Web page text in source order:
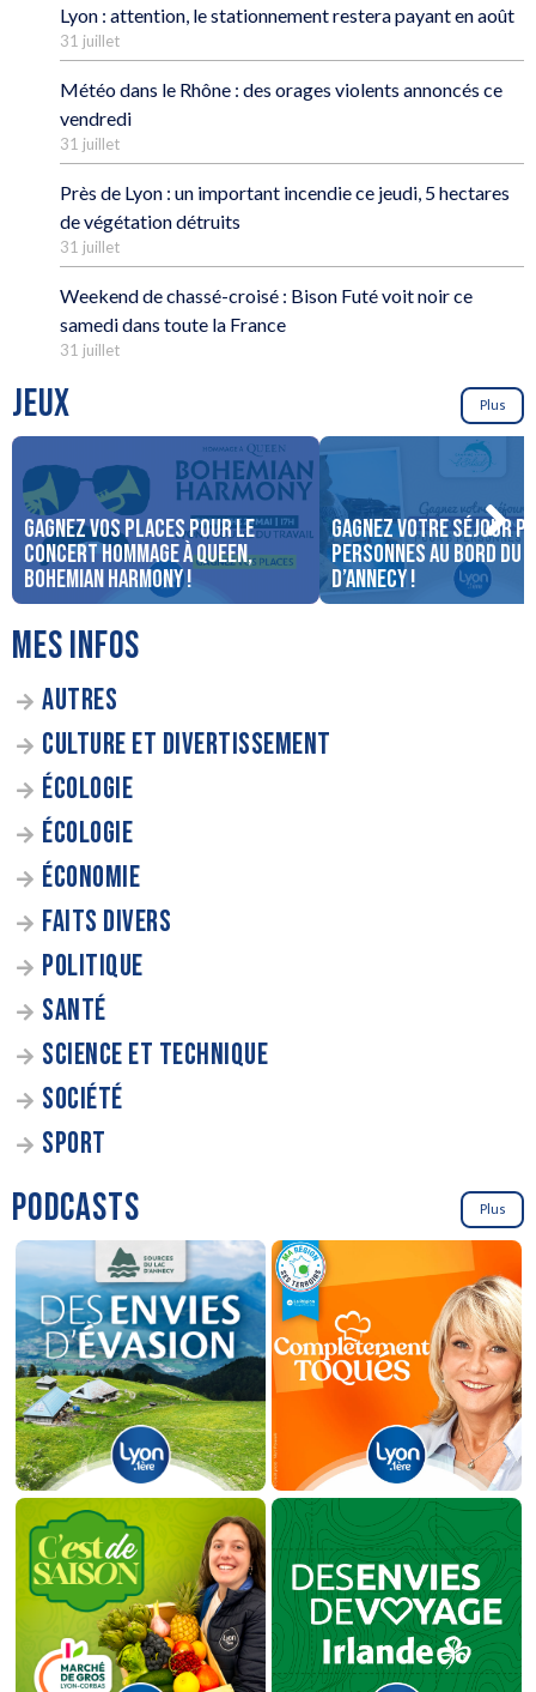
Lyon : attention, le stationnement restera payant en août
31 juillet
Météo dans le Rhône : des orages violents annoncés ce
vendredi
31 juillet
Près de Lyon : un important incendie ce jeudi, 5 hectares
de végétation détruits
31 juillet
Weekend de chassé-croisé : Bison Futé voit noir ce
samedi dans toute la France
31 juillet
JEUX Plus
Gagnez vos places pour le
concert Hommage à Queen,
Bohemian Harmony !
Gagnez votre séjour
personnes au bord du
d’Annecy !
MES INFOS
AUTRES
CULTURE ET DIVERTISSEMENT
ÉCOLOGIE
ÉCOLOGIE
ÉCONOMIE
FAITS DIVERS
POLITIQUE
SANTÉ
SCIENCE ET TECHNIQUE
SOCIÉTÉ
SPORT
PODCASTS Plus